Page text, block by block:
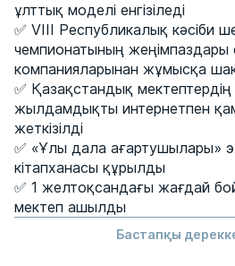
ұлттық моделі енгізіледі
✅ VIII Республикалық кәсіби
чемпионатының жеңімпаздары
компанияларынан жұмысқа
✅ Қазақстандық
жылдамдықты интернетпен
жеткізілді
✅ «Ұлы дала ағартушылары»
кітапханасы құрылды
✅ 1 желтоқсандағы жағдай
мектеп ашылды
Бастапқы